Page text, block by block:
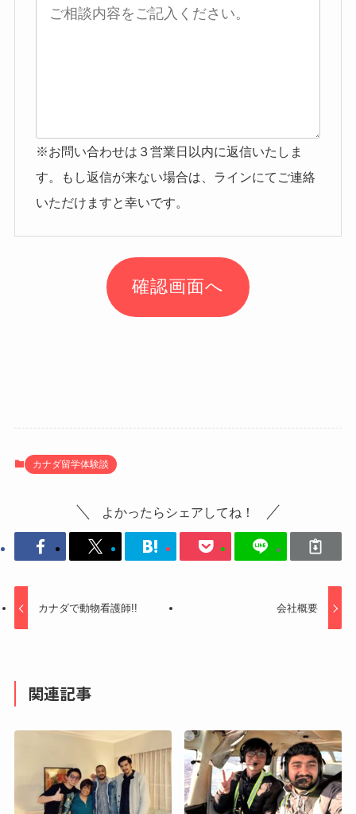
※お問い合わせは３営業日以内に返信いたしま
す。もし返信が来ない場合は、ラインにてご連絡
いただけますと幸いです。
確認画面へ
カナダ留学体験談
よかったらシェアしてね！
カナダで動物看護師!! 会社概要
関連記事